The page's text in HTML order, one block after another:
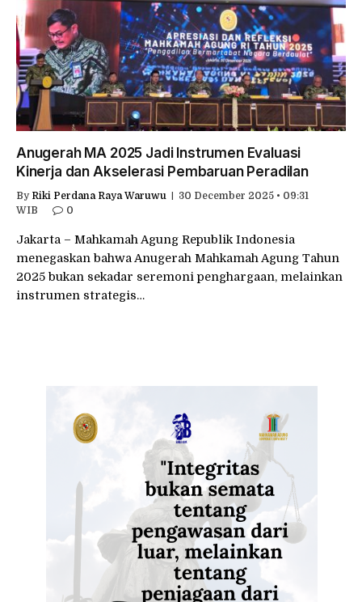
Anugerah MA 2025 Jadi Instrumen Evaluasi
Kinerja dan Akselerasi Pembaruan Peradilan
By Riki Perdana Raya Waruwu
30 December 2025 • 09:31
WIB
0
Jakarta – Mahkamah Agung Republik Indonesia
menegaskan bahwa Anugerah Mahkamah Agung Tahun
2025 bukan sekadar seremoni penghargaan, melainkan
instrumen strategis…